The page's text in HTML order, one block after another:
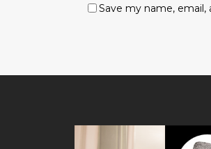
Save my name,